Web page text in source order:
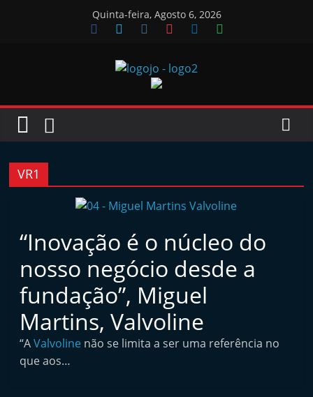
Quinta-feira, Agosto 6, 2026
Jornal
J
r
n
a
l
i
n
VR1
“Inovação é o núcleo do
nosso negócio desde a
fundação”, Miguel
Martins, Valvoline
“AValvoline não se limita a ser uma referência no
que aos…